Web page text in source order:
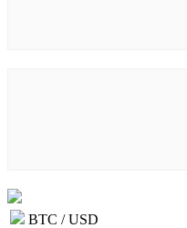
BTC / USD